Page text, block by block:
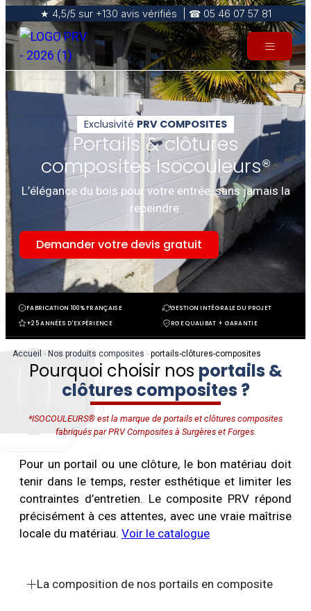
★ 4,5/5 sur +130 avis vérifiés | ☎ 05 46 07 57 81
Exclusivité PRV COMPOSITES
Portails & clôtures
composites Isocouleurs®
L’élégance du bois pour votre entrée, sans jamais la
repeindre.
Demander votre devis gratuit
FABRICATION 100% FRANÇAISE
GESTION INTÉGRALE DU PROJET
+25 ANNÉES D'EXPÉRIENCE
RGE QUALIBAT + GARANTIE
Accueil - Nos produits composites - portails-clôtures-composites
Pourquoi choisir nos portails &
clôtures composites ?
*ISOCOULEURS® est la marque de portails et clôtures composites
fabriqués par PRV Composites à Surgères et Forges.
Pour un portail ou une clôture, le bon matériau doit
tenir dans le temps, rester esthétique et limiter les
contraintes d’entretien. Le composite PRV répond
précisément à ces attentes, avec une vraie maîtrise
locale du matériau. Voir le catalogue
La composition de nos portails en composite